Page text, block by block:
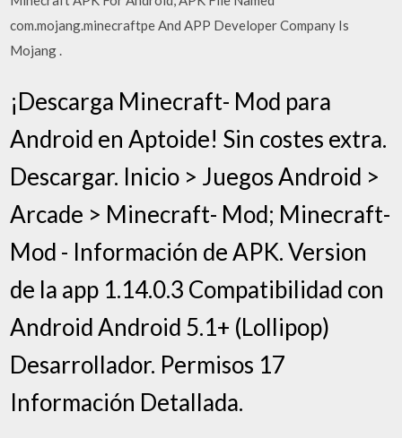
com.mojang.minecraftpe And APP Developer Company Is
Mojang .
¡Descarga Minecraft- Mod para
Android en Aptoide! Sin costes extra.
Descargar. Inicio > Juegos Android >
Arcade > Minecraft- Mod; Minecraft-
Mod - Información de APK. Version
de la app 1.14.0.3 Compatibilidad con
Android Android 5.1+ (Lollipop)
Desarrollador. Permisos 17
Información Detallada.